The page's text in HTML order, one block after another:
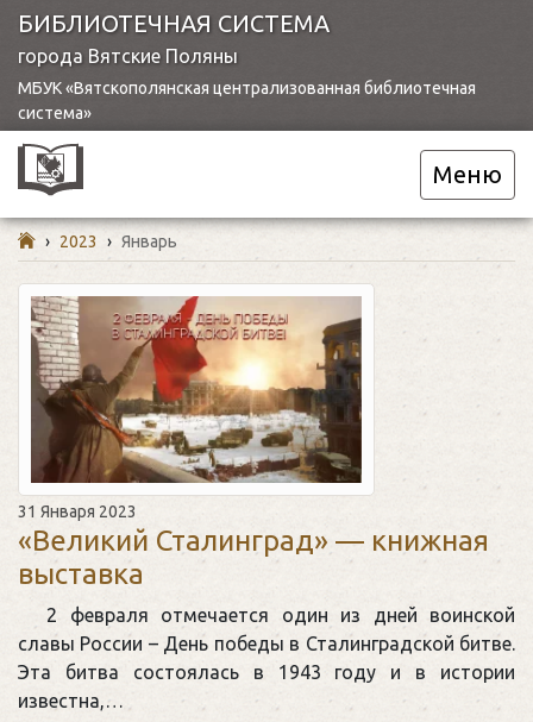
БИБЛИОТЕЧНАЯ СИСТЕМА
города Вятские Поляны
МБУК «Вятскополянская централизованная библиотечная
система»
Меню
› 2023 › Январь
31 Января 2023
«Великий Сталинград» — книжная
выставка
2 февраля отмечается один из дней воинской
славы России – День победы в Сталинградской битве.
Эта битва состоялась в 1943 году и в истории
известна,…